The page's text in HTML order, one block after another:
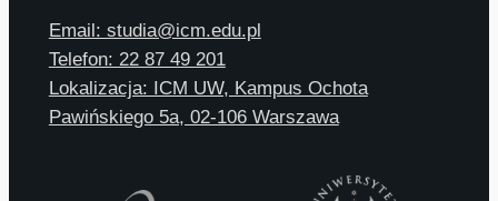
Email: studia@icm.edu.pl
Telefon: 22 87 49 201
Lokalizacja: ICM UW, Kampus Ochota
Pawińskiego 5a, 02-106 Warszawa